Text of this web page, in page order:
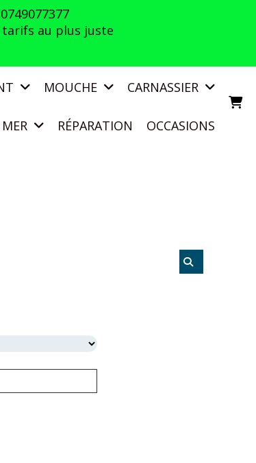
tarifs au plus juste
MOUCHE CARNASSIER
MER RÉPARATION OCCASIONS